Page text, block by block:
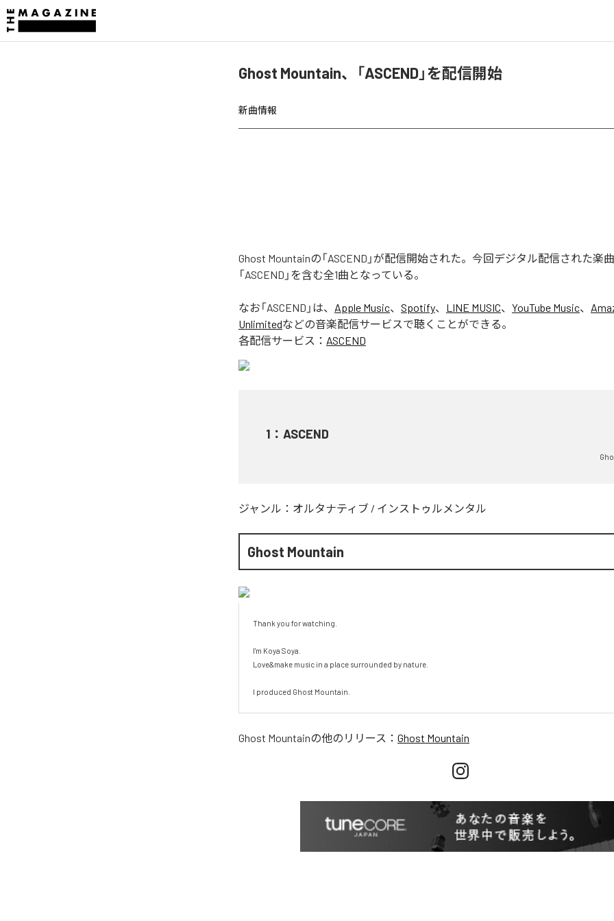
Ghost Mountain、「ASCEND」を配信開始
新曲情報
Ghost Mountainの「ASCEND」が配信開始された。今回デジタル配信された楽曲
「ASCEND」を含む全1曲となっている。
なお「ASCEND 」は、 Apple Music、 Spotify、 LINE MUSIC、 YouTube Music、
Unlimitedなどの音楽配信サービスで聴くことができる。
各配信サービス： ASCEND
1 ： ASCEND
ジャンル： オルタナティブ / インストゥルメンタル
Ghost Mountain
Thank you for watching.
I'm Koya Soya.
Love&make music in a place surrounded by nature.
I produced Ghost Mountain.
Ghost Mountainの他のリリース： Ghost Mountain